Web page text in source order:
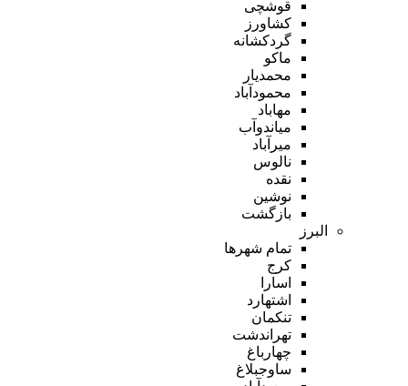
قوشچی
کشاورز
گردکشانه
ماکو
محمدیار
محمودآباد
مهاباد
میاندوآب
میرآباد
نالوس
نقده
نوشین
بازگشت
البرز
تمام شهر‌ها
کرج
اسارا
اشتهارد
تنکمان
تهراندشت
چهارباغ
ساوجبلاغ